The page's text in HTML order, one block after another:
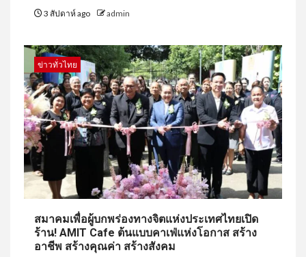
3 สัปดาห์ ago admin
ข่าวทั่วไทย
สมาคมเพื่อผู้บกพร่องทางจิตแห่งประเทศไทยเปิด
ร้าน! AMIT Cafe ต้นแบบคาเฟ่แห่งโอกาส สร้าง
อาชีพ สร้างคุณค่า สร้างสังคม